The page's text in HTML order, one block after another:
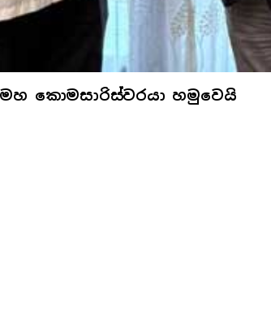
කොමසාරිස්වරයා හමුවෙයි